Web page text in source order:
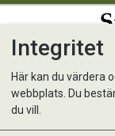
Trikem
Integritet
Här kan du värdera
webbplats. Du
du vill.